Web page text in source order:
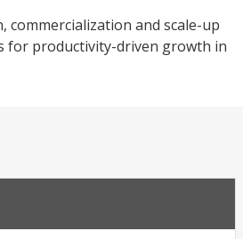
commercialization and scale-up
for productivity-driven growth in